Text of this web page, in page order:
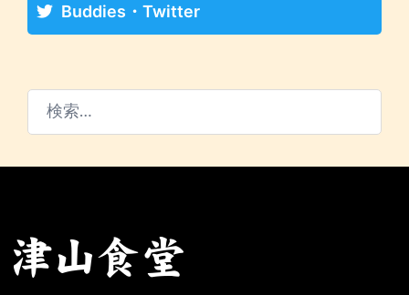
Buddies・Twitter
索: